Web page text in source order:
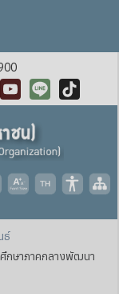
YouTube
Line TikTok
ธ์
กษาภาคกลางพัฒนา